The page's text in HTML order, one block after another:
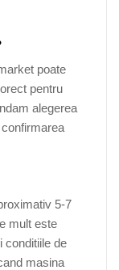
poate
pentru
alegerea
5-7
mult este
conditiile de
masina